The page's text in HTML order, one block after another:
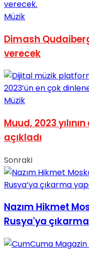
Müzik
Dimash
verecek
Müzik
Muud, 2023
açıkladı
Sonraki
Nazım Hikmet
Rusya'ya